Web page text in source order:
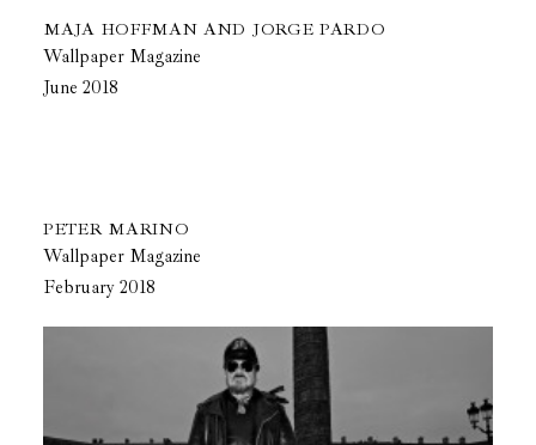
MAJA HOFFMAN AND JORGE PARDO
Wallpaper Magazine
June 2018
PETER MARINO
Wallpaper Magazine
February 2018